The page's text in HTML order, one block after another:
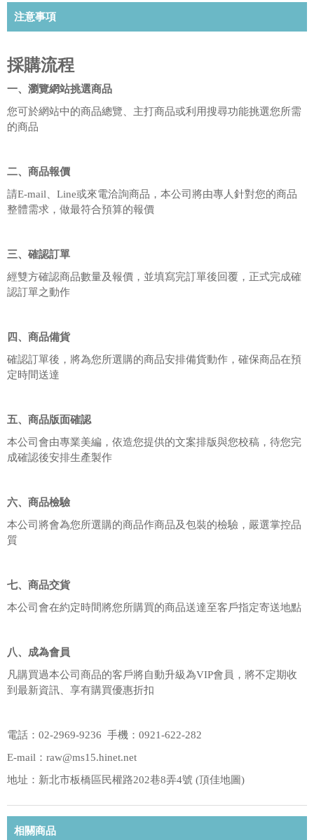
注意事項
採購流程
一、瀏覽網站挑選商品
您可於網站中的商品總覽、主打商品或利用搜尋功能挑選您所需
的商品
二、商品報價
請E-mail、Line或來電洽詢商品，本公司將由專人針對您的商品
整體需求，做最符合預算的報價
三、確認訂單
經雙方確認商品數量及報價，並填寫完訂單後回覆，正式完成確
認訂單之動作
四、商品備貨
確認訂單後，將為您所選購的商品安排備貨動作，確保商品在預
定時間送達
五、商品版面確認
本公司會由專業美編，依造您提供的文案排版與您校稿，待您完
成確認後安排生產製作
六、商品檢驗
本公司將會為您所選購的商品作商品及包裝的檢驗，嚴選掌控品
質
七、商品交貨
本公司會在約定時間將您所購買的商品送達至客戶指定寄送地點
八、成為會員
凡購買過本公司商品的客戶將自動升級為VIP會員，將不定期收
到最新資訊、享有購買優惠折扣
電話：02-2969-9236 手機：0921-622-282
E-mail：raw@ms15.hinet.net
地址：新北市板橋區民權路202巷8弄4號 (頂佳地圖)
相關商品